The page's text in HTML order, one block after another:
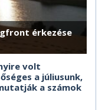
érkezése
volt
a júliusunk,
a számok